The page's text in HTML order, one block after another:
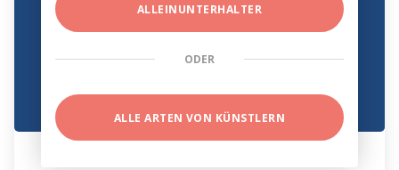
ALLEINUNTERHALTER
ODER
ALLE ARTEN VON KÜNSTLERN